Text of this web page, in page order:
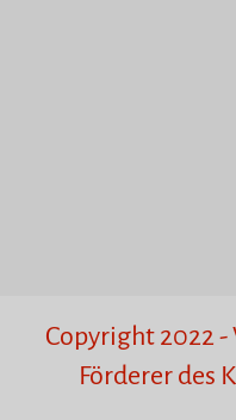
Copyright 2022 -
Förderer des